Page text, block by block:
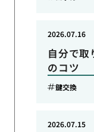
自分で取
のコツ
2026.07.16
鍵交換
2026.07.15